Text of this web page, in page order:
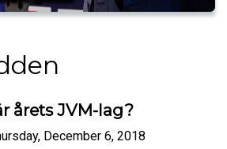
årets JVM-lag?
December 6, 2018